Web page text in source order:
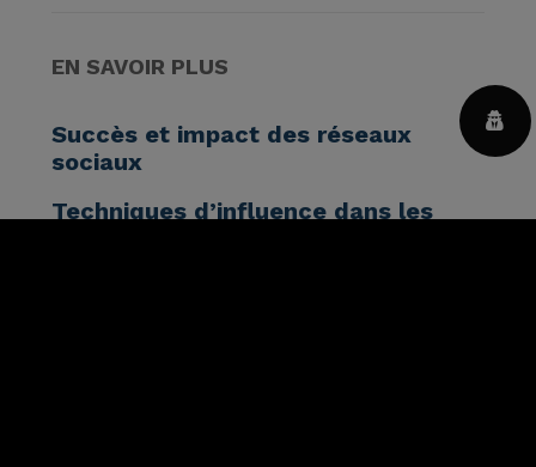
EN SAVOIR PLUS
Succès et impact des réseaux
sociaux
Techniques d’influence dans les